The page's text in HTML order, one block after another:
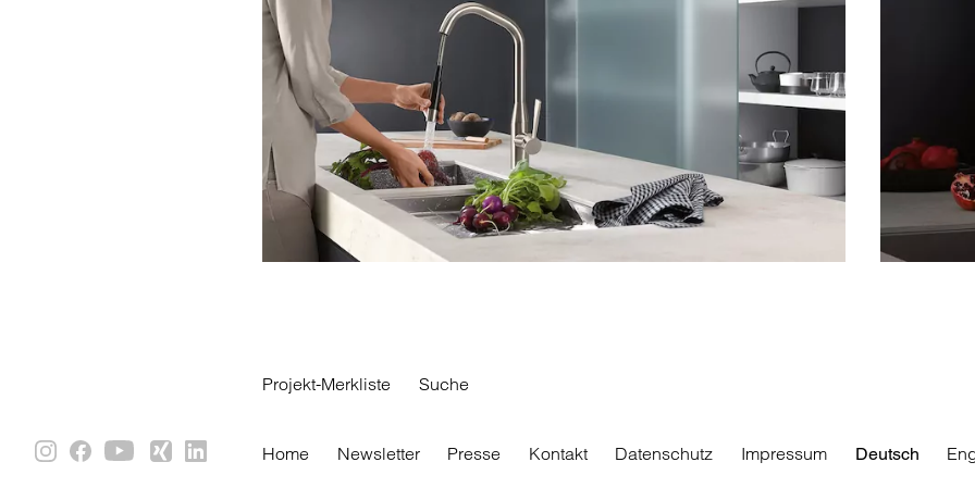
Projekt-Merkliste Suche
Home Newsletter Presse Kontakt Datenschutz Impressum Deutsch